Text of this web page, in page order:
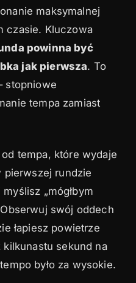
maksymalnej
czasie. Kluczowa
powinna być
jak pierwsza. To
stopniowe
tempa zamiast
tempa, które wydaje
rundzie
„mógłbym
swój oddech
łapiesz powietrze
sekund na
było za wysokie.